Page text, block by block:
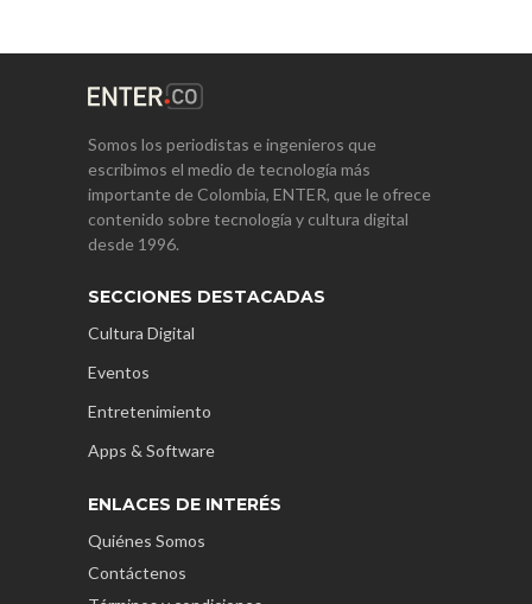
Somos los periodistas e ingenieros que
escribimos el medio de tecnología más
importante de Colombia, ENTER, que le ofrece
contenido sobre tecnología y cultura digital
desde 1996.
SECCIONES DESTACADAS
Cultura Digital
Eventos
Entretenimiento
Apps & Software
ENLACES DE INTERÉS
Quiénes Somos
Contáctenos